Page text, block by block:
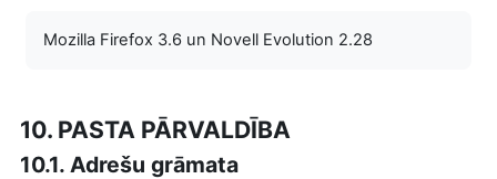
Mozilla Firefox 3.6 un Novell Evolution 2.28
10. PASTA PĀRVALDĪBA
10.1. Adrešu grāmata